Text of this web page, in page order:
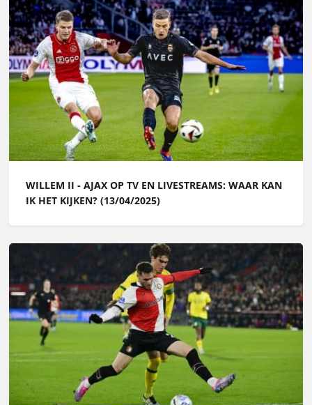
WILLEM II - AJAX OP TV EN LIVESTREAMS: WAAR KAN
IK HET KIJKEN? (13/04/2025)